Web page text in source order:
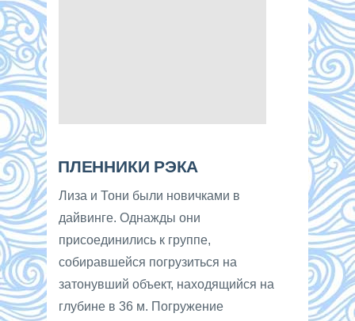
ПЛЕННИКИ РЭКА
Лиза и Тони были новичками в
дайвинге. Однажды они
присоединились к группе,
собиравшейся погрузиться на
затонувший объект, находящийся на
глубине в 36 м. Погружение